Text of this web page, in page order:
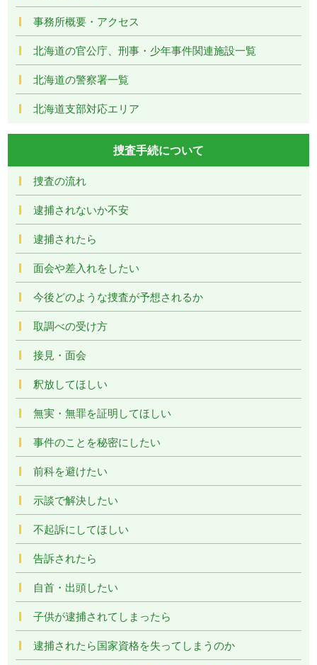
事務所概要・アクセス
北海道の官公庁、刑事・少年事件関連施設一覧
北海道の警察署一覧
北海道支部対応エリア
捜査手続について
捜査の流れ
逮捕されないか不安
逮捕されたら
面会や差入れをしたい
今後どのような捜査が予想されるか
取調べの受け方
接見・面会
釈放してほしい
無実・無罪を証明してほしい
事件のことを秘密にしたい
前科を避けたい
示談で解決したい
不起訴にしてほしい
告訴されたら
自首・出頭したい
子供が逮捕されてしまったら
逮捕されたら国家資格を失ってしまうのか